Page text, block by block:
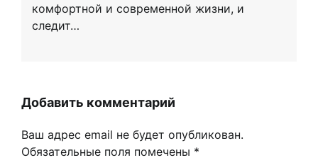
комфортной и современной жизни, и
следит…
Добавить комментарий
Ваш адрес email не будет опубликован.
Обязательные поля помечены *